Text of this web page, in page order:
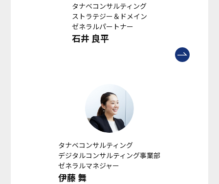
タナベコンサルティング
ストラテジー＆ドメイン
ゼネラルパートナー
石井 良平
タナベコンサルティング
デジタルコンサルティング事業部
ゼネラルマネジャー
伊藤 舞